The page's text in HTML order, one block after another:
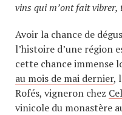
vins qui m’ont fait vibrer,
Avoir la chance de
l’histoire d’une région
cette chance immense
au mois de mai dernier,
Rofés, vigneron chez
vinicole du monastère